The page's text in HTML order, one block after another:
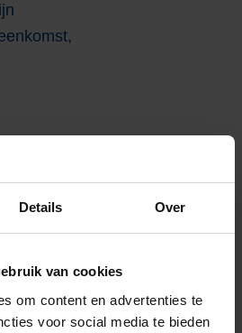
Details Over
van cookies
om content en advertenties te
voor social media te bieden
en